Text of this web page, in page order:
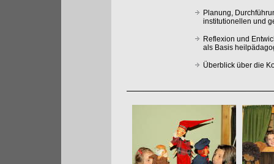
Planung,
institutionellen und
Reflexion und
als Basis
Überblick über die